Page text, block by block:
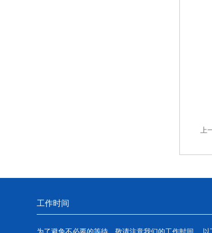
上
工作时间